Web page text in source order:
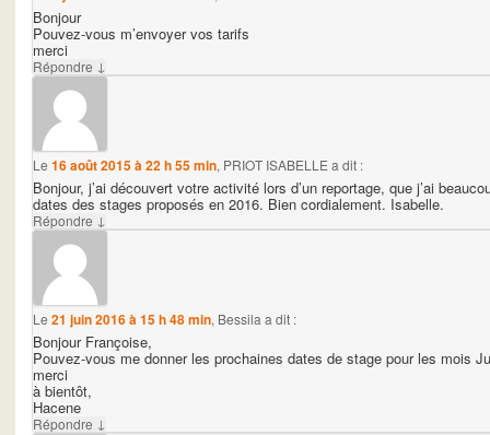
Bonjour
Pouvez-vous m’envoyer vos tarifs
merci
Répondre ↓
Le 16 août 2015 à 22 h 55 min, PRIOT ISABELLE a dit :
Bonjour, j’ai découvert votre activité lors d’un reportage, que j’ai
dates des stages proposés en 2016. Bien cordialement. Isabelle.
Répondre ↓
Le 21 juin 2016 à 15 h 48 min, Bessila a dit :
Bonjour Françoise,
Pouvez-vous me donner les prochaines dates de stage pour les mois
merci
à bientôt,
Hacene
Répondre ↓